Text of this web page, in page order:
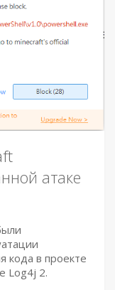
атаке
кода в проекте
Log4j 2.